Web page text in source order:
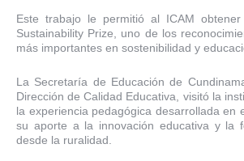
Este trabajo le permitió al ICAM
Sustainability Prize, uno de los
más importantes en sostenibilidad y
La Secretaría de Educación de
Dirección de Calidad Educativa, visitó la
la experiencia pedagógica desarrollada en
su aporte a la innovación educativa y la
desde la ruralidad.